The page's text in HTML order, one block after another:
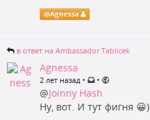
@Agnessa
в ответ на Ambassador Tablicek
Agnessa
2 лет назад • •
@Joinny Hash
Ну, вот. И тут фигня 😀)